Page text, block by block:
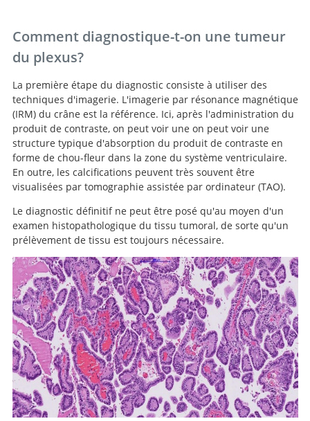
Comment diagnostique-t-on une tumeur
du plexus?
La première étape du diagnostic consiste à utiliser des
techniques d'imagerie. L'imagerie par résonance magnétique
(IRM) du crâne est la référence. Ici, après l'administration du
produit de contraste, on peut voir une on peut voir une
structure typique d'absorption du produit de contraste en
forme de chou-fleur dans la zone du système ventriculaire.
En outre, les calcifications peuvent très souvent être
visualisées par tomographie assistée par ordinateur (TAO).
Le diagnostic définitif ne peut être posé qu'au moyen d'un
examen histopathologique du tissu tumoral, de sorte qu'un
prélèvement de tissu est toujours nécessaire.